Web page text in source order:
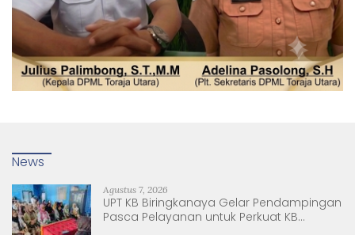
News
Agustus 7, 2026
UPT KB Biringkanaya Gelar Pendampingan
Pasca Pelayanan untuk Perkuat KB